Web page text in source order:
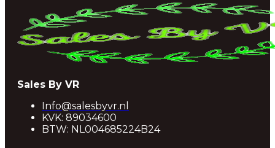
Sales By VR
Info@salesbyvr.nl
KVK: 89034600
BTW: NL004685224B24